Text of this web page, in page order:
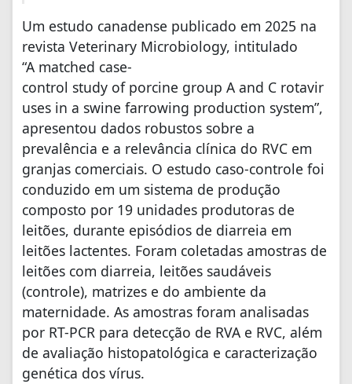
Um estudo canadense publicado em 2025 na
revista Veterinary Microbiology, intitulado
“A matched case-
control study of porcine group A and C rotavir
uses in a swine farrowing production system”,
apresentou dados robustos sobre a
prevalência e a relevância clínica do RVC em
granjas comerciais. O estudo caso-controle foi
conduzido em um sistema de produção
composto por 19 unidades produtoras de
leitões, durante episódios de diarreia em
leitões lactentes. Foram coletadas amostras de
leitões com diarreia, leitões saudáveis
(controle), matrizes e do ambiente da
maternidade. As amostras foram analisadas
por RT-PCR para detecção de RVA e RVC, além
de avaliação histopatológica e caracterização
genética dos vírus.